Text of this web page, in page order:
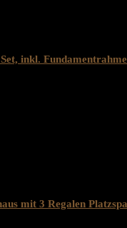
inkl.
mit 3 Regalen